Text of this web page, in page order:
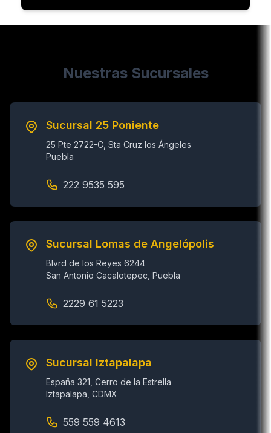
Nuestras Sucursales
Sucursal 25 Poniente
25 Pte 2722-C, Sta Cruz los Ángeles
Puebla
222 9535 595
Sucursal Lomas de Angelópolis
Blvrd de los Reyes 6244
San Antonio Cacalotepec, Puebla
2229 61 5223
Sucursal Iztapalapa
España 321, Cerro de la Estrella
Iztapalapa, CDMX
559 559 4613